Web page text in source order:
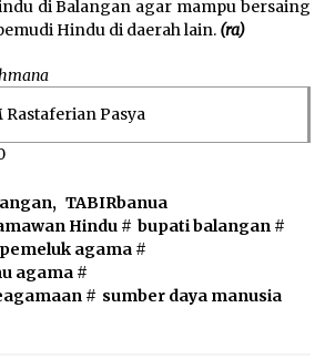
di Balangan agar mampu bersaing
Hindu di daerah lain. (ra)
Rastaferian Pasya
, TABIRbanua
Hindu # bupati balangan #
pemeluk agama#
agama#
# sumber daya manusia